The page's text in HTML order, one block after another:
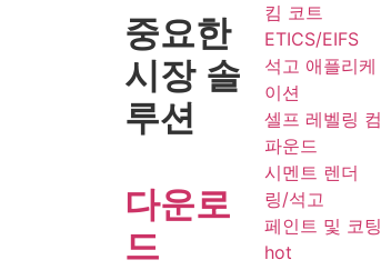
중요한
시장 솔
루션
다운로
드
킴 코트
ETICS/EIFS
석고 애플리케
이션
셀프 레벨링 컴
파운드
시멘트 렌더
링/석고
페인트 및 코팅
hot